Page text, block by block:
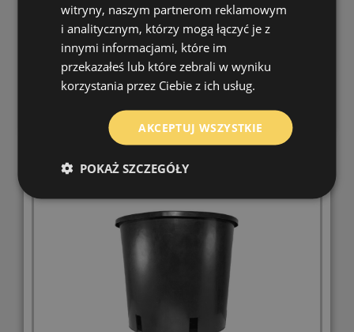
4.3 l 22 cm
16 cm
2 000
Mehr sehen
witryny, naszym partnerom reklamowym
i analitycznym, którzy mogą łączyć je z
innymi informacjami, które im
przekazałeś lub które zebrali w wyniku
korzystania przez Ciebie z ich usług.
AKCEPTUJ WSZYSTKIE
POKAŻ SZCZEGÓŁY